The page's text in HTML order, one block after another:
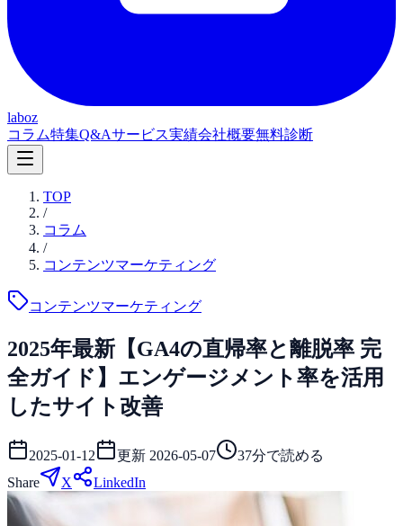
laboz
コラム特集Q&Aサービス実績会社概要無料診断
TOP
/
コラム
/
コンテンツマーケティング
コンテンツマーケティング
2025年最新【GA4の直帰率と離脱率 完
全ガイド】エンゲージメント率を活用
したサイト改善
2025-01-12 更新 2026-05-07 37分で読める
Share
X LinkedIn